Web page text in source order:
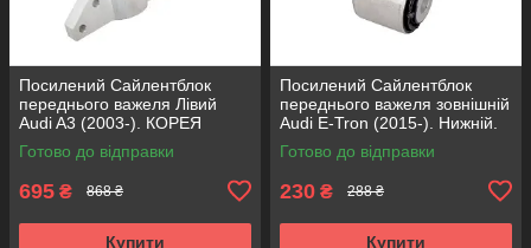
Посилений Сайлентблок
переднього важеля Лівий
Audi A3 (2003-). КОРЕЯ
Acsuss! 34762 , JBU691 ,
VKDS331004
Готово до відправки
695 ₴ 868 ₴
Купити
Посилений Сайлентблок
переднього важеля зовнішній
Audi E-Tron (2015-). Нижній.
КОРЕЯ Acsuss! FE175192 ,
VKDS331087
Готово до відправки
230 ₴ 288 ₴
Купити